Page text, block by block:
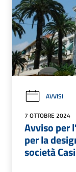
AVVISI
7 OTTOBRE 2024
Avviso per
per la
società